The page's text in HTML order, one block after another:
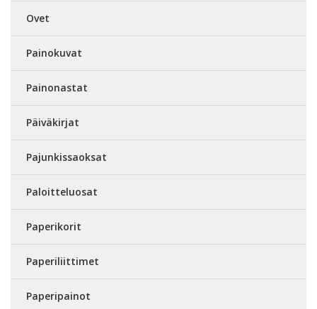
Ovet
Painokuvat
Painonastat
Päiväkirjat
Pajunkissaoksat
Paloitteluosat
Paperikorit
Paperiliittimet
Paperipainot